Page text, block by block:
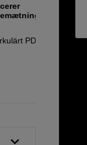
PD-CPL